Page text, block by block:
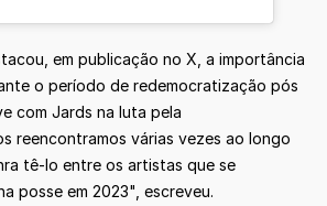
em publicação no X, a importância
o período de redemocratização pós
com Jards na luta pela
reencontramos várias vezes ao longo
tê-lo entre os artistas que se
posse em 2023", escreveu.